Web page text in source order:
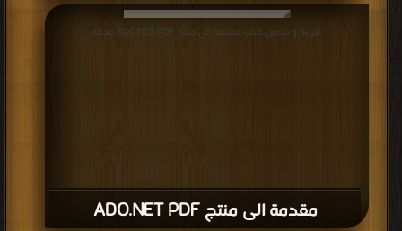
مقدمة الى منتج ADO.NET PDF
قراءة و تحميل كتاب مقدمة الى منتج ADO.NET PDF مجانا